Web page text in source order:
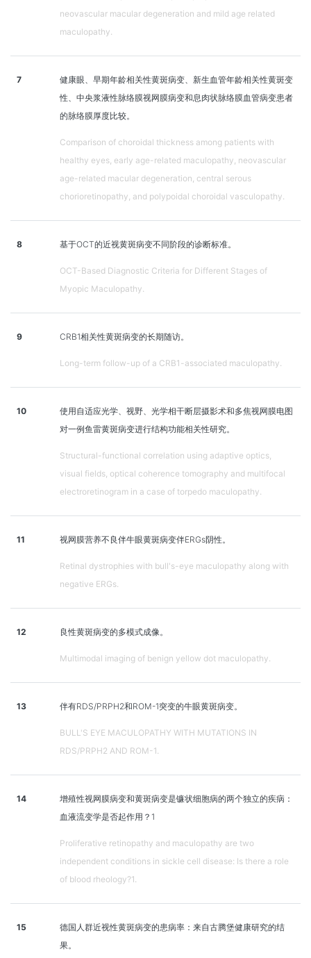
neovascular macular degeneration and mild age related
maculopathy.
7
健康眼、早期年龄相关性黄斑病变、新生血管年龄相关性黄斑变
性、中央浆液性脉络膜视网膜病变和息肉状脉络膜血管病变患者
的脉络膜厚度比较。
Comparison of choroidal thickness among patients with
healthy eyes, early age-related maculopathy, neovascular
age-related macular degeneration, central serous
chorioretinopathy, and polypoidal choroidal vasculopathy.
8 基于OCT的近视黄斑病变不同阶段的诊断标准。
OCT-Based Diagnostic Criteria for Different Stages of
Myopic Maculopathy.
9 CRB1相关性黄斑病变的长期随访。
Long-term follow-up of a CRB1-associated maculopathy.
10
使用自适应光学、视野、光学相干断层摄影术和多焦视网膜电图
对一例鱼雷黄斑病变进行结构功能相关性研究。
Structural-functional correlation using adaptive optics,
visual fields, optical coherence tomography and multifocal
electroretinogram in a case of torpedo maculopathy.
11 视网膜营养不良伴牛眼黄斑病变伴ERGs阴性。
Retinal dystrophies with bull's-eye maculopathy along with
negative ERGs.
12 良性黄斑病变的多模式成像。
Multimodal imaging of benign yellow dot maculopathy.
13 伴有RDS/PRPH2和ROM-1突变的牛眼黄斑病变。
BULL'S EYE MACULOPATHY WITH MUTATIONS IN
RDS/PRPH2 AND ROM-1.
14
增殖性视网膜病变和黄斑病变是镰状细胞病的两个独立的疾病：
血液流变学是否起作用？1
Proliferative retinopathy and maculopathy are two
independent conditions in sickle cell disease: Is there a role
of blood rheology?1.
15
德国人群近视性黄斑病变的患病率：来自古腾堡健康研究的结
果。